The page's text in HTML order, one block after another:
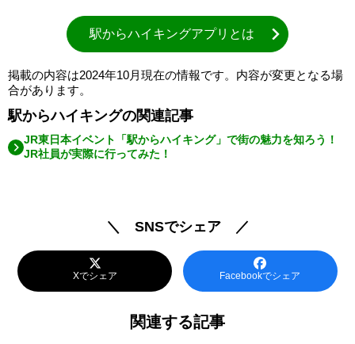
駅からハイキングアプリとは
掲載の内容は2024年10月現在の情報です。内容が変更となる場
合があります。
駅からハイキングの関連記事
JR東日本イベント「駅からハイキング」で街の魅力を知ろう！
JR社員が実際に行ってみた！
＼ SNSでシェア ／
Xでシェア Facebookでシェア
関連する記事